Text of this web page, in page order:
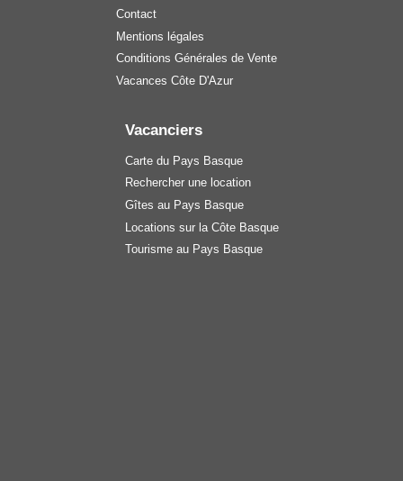
Contact
Mentions légales
Conditions Générales de Vente
Vacances Côte D'Azur
Vacanciers
Carte du Pays Basque
Rechercher une location
Gîtes au Pays Basque
Locations sur la Côte Basque
Tourisme au Pays Basque